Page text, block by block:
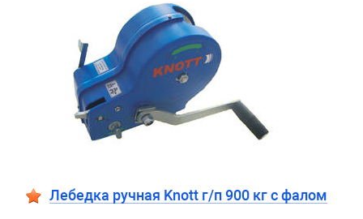
Лебедка ручная Knott г/п 900 кг c фалом